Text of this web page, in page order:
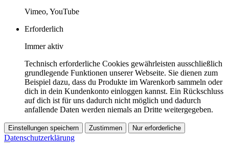
Vimeo, YouTube
Erforderlich
Immer aktiv
Technisch erforderliche Cookies gewährleisten ausschließlich
grundlegende Funktionen unserer Webseite. Sie dienen zum
Beispiel dazu, dass du Produkte im Warenkorb sammeln oder
dich in dein Kundenkonto einloggen kannst. Ein Rückschluss
auf dich ist für uns dadurch nicht möglich und dadurch
anfallende Daten werden niemals an Dritte weitergegeben.
Einstellungen speichern Zustimmen Nur erforderliche
Datenschutzerklärung